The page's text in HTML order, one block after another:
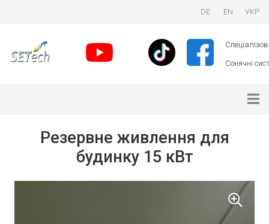
DE EN УКР
Сонячні
Резервне живлення для
будинку 15 кВт